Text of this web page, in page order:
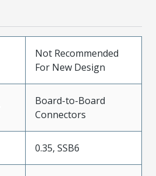
Not Recommended
For New Design
Board-to-Board
Connectors
0.35, SSB6